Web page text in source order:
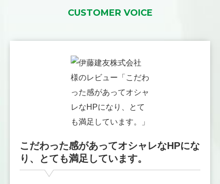
CUSTOMER VOICE
こだわった感があってオシャレなHPにな
り、とても満足しています。